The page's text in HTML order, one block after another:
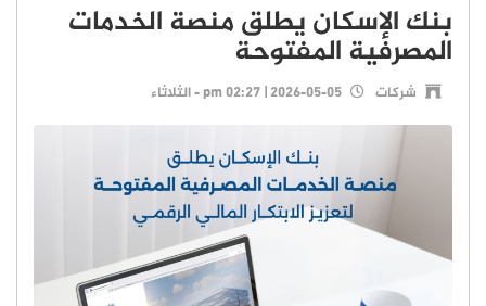
بنك الإسكان يطلق منصة الخدمات
المصرفية المفتوحة
شركات